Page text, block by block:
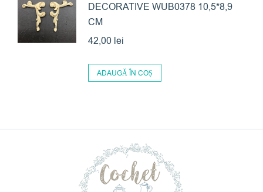
DECORATIVE WUB0378 10,5*8,9
CM
42,00 lei
ADAUGĂ ÎN COȘ